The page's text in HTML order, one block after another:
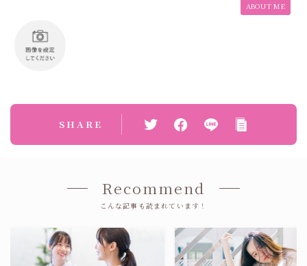
ABOUT ME
SHARE
Recommend
こんな記事も読まれています！